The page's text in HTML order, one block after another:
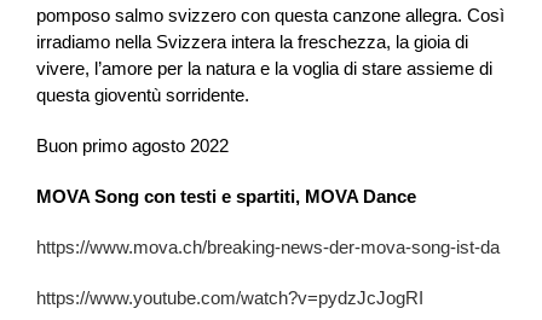
pomposo salmo svizzero con questa canzone allegra. Così
irradiamo nella Svizzera intera la freschezza, la gioia di
vivere, l’amore per la natura e la voglia di stare assieme di
questa gioventù sorridente.
Buon primo agosto 2022
MOVA Song con testi e spartiti, MOVA Dance
https://www.mova.ch/breaking-news-der-mova-song-ist-da
https://www.youtube.com/watch?v=pydzJcJogRI